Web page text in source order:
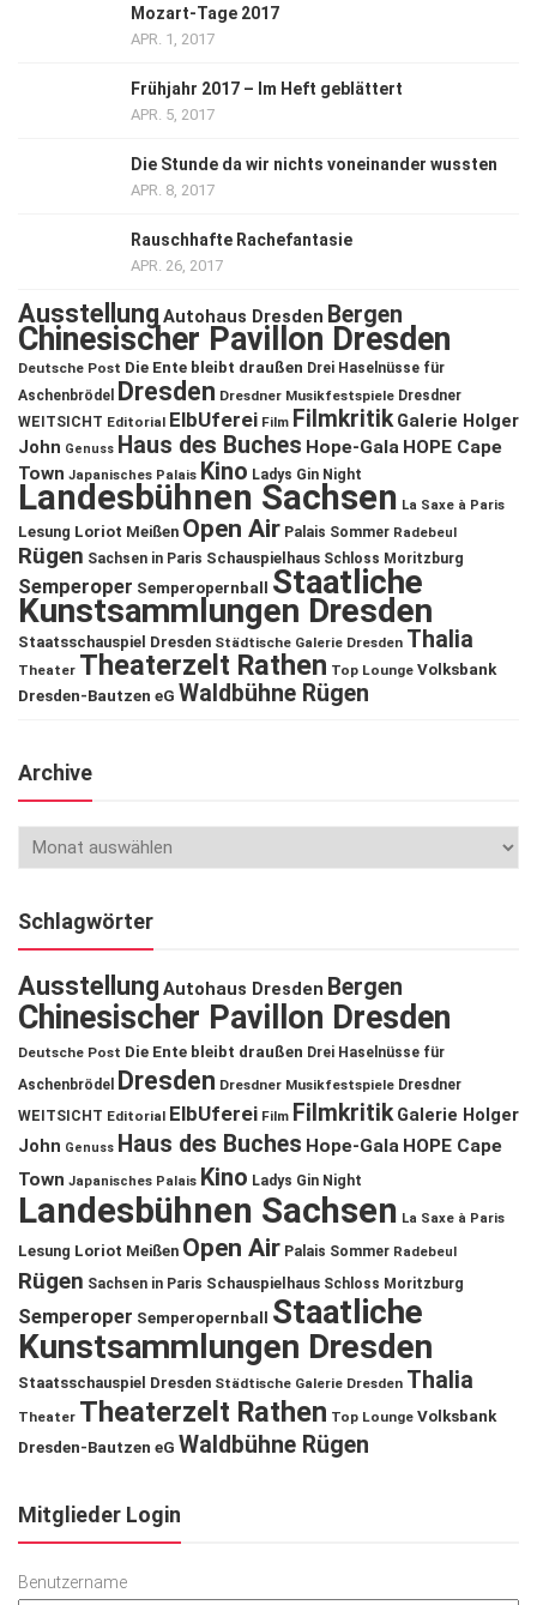
Mozart-Tage 2017
APR. 1, 2017
Frühjahr 2017 – Im Heft geblättert
APR. 5, 2017
Die Stunde da wir nichts voneinander wussten
APR. 8, 2017
Rauschhafte Rachefantasie
APR. 26, 2017
Ausstellung Autohaus Dresden Bergen
Chinesischer Pavillon Dresden
Deutsche Post Die Ente bleibt draußen Drei Haselnüsse für
Aschenbrödel
Dresden Dresdner Musikfestspiele Dresdner
WEITSICHT Editorial ElbUferei Film Filmkritik Galerie Holger
John Genuss Haus des Buches Hope-Gala HOPE Cape
Town Japanisches Palais Kino Ladys Gin Night
Landesbühnen Sachsen La Saxe à Paris
Lesung Loriot Meißen Open Air Palais Sommer Radebeul
Rügen Sachsen in Paris Schauspielhaus Schloss Moritzburg
Semperoper Semperopernball Staatliche
Kunstsammlungen Dresden
Staatsschauspiel Dresden Städtische Galerie Dresden Thalia
Theater Theaterzelt Rathen Top Lounge Volksbank
Dresden-Bautzen eG Waldbühne Rügen
Archive
Schlagwörter
Ausstellung Autohaus Dresden Bergen
Chinesischer Pavillon Dresden
Deutsche Post Die Ente bleibt draußen Drei Haselnüsse für
Aschenbrödel
Dresden Dresdner Musikfestspiele Dresdner
WEITSICHT Editorial ElbUferei Film Filmkritik Galerie Holger
John Genuss Haus des Buches Hope-Gala HOPE Cape
Town Japanisches Palais Kino Ladys Gin Night
Landesbühnen Sachsen La Saxe à Paris
Lesung Loriot Meißen Open Air Palais Sommer Radebeul
Rügen Sachsen in Paris Schauspielhaus Schloss Moritzburg
Semperoper Semperopernball
Staatliche
Kunstsammlungen Dresden
Staatsschauspiel Dresden Städtische Galerie Dresden Thalia
Theater Theaterzelt Rathen Top Lounge Volksbank
Dresden-Bautzen eG Waldbühne Rügen
Mitglieder Login
Benutzername